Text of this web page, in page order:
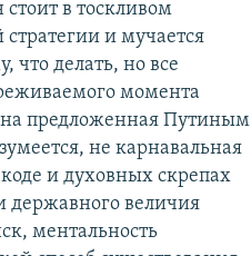
в тоскливом
и мучается
что делать, но все
момента
предложенная Путиным
не карнавальная
и духовных скрепах
державного величия
ментальность